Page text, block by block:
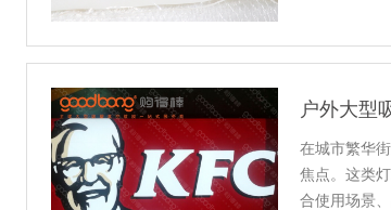
户外大型
在城市繁华
焦点。这类
合使用场景